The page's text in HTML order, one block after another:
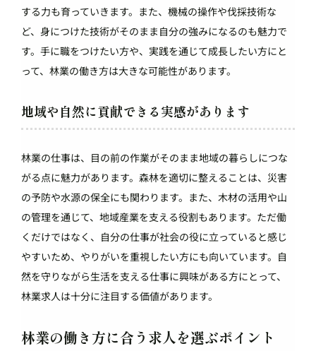
する力も育っていきます。また、機械の操作や伐採技術な
ど、身につけた技術がそのまま自分の強みになるのも魅力で
す。手に職をつけたい方や、実践を通じて成長したい方にと
って、林業の働き方は大きな可能性があります。
地域や自然に貢献できる実感があります
林業の仕事は、目の前の作業がそのまま地域の暮らしにつな
がる点に魅力があります。森林を適切に整えることは、災害
の予防や水源の保全にも関わります。また、木材の活用や山
の管理を通じて、地域産業を支える役割もあります。ただ働
くだけではなく、自分の仕事が社会の役に立っていると感じ
やすいため、やりがいを重視したい方にも向いています。自
然を守りながら生活を支える仕事に興味がある方にとって、
林業求人は十分に注目する価値があります。
林業の働き方に合う求人を選ぶポイント